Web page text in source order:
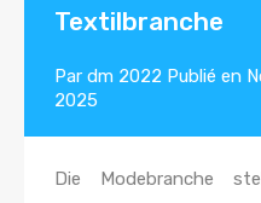
Textilbranche
Par dm 2022 Publié en
2025
Die Modebranche